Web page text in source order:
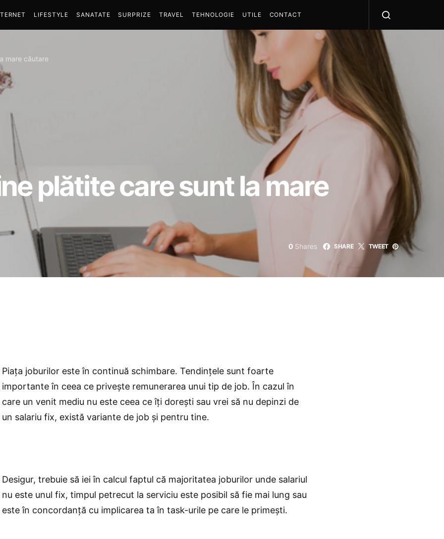
LIFESTYLE SANATATE SURPRIZE TRAVEL TEHNOLOGIE UTILE CONTACT
mare căutare
plătite care sunt la mare
0 Shares SHARE TWEET
Piața joburilor este în continuă schimbare. Tendințele sunt foarte
importante în ceea ce privește remunerarea unui tip de job. În cazul în
care un venit mediu nu este ceea ce îți dorești sau vrei să nu depinzi de
un salariu fix, există variante de job și pentru tine.
Desigur, trebuie să iei în calcul faptul că majoritatea joburilor unde salariul
nu este unul fix, timpul petrecut la serviciu este posibil să fie mai lung sau
este în concordanță cu implicarea ta în task-urile pe care le primești.